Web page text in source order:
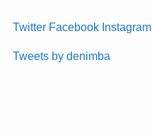
Twitter Facebook Instagram
Tweets by denimba